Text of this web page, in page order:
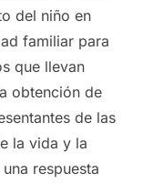
del niño en
familiar para
que llevan
obtención de
de las
la vida y la
respuesta